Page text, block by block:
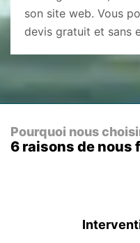
son site web. Vous
devis gratuit et sans
Pourquoi nous
6 raisons de nous